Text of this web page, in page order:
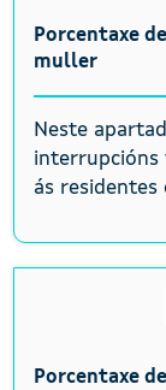
Porcentaxe
muller
Neste
interrupcións
ás residentes
Porcentaxe